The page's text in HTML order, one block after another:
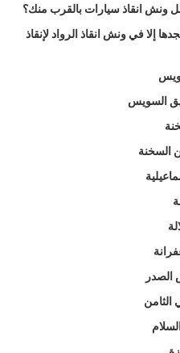
ونش انقاذ سيارات بالقرب منك؟
إلا في ونش انقاذ الرواد لإنقاذ
السويس
السخنة
الصدر
الثامن